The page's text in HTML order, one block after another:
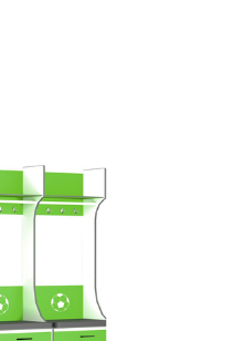
200,04 см